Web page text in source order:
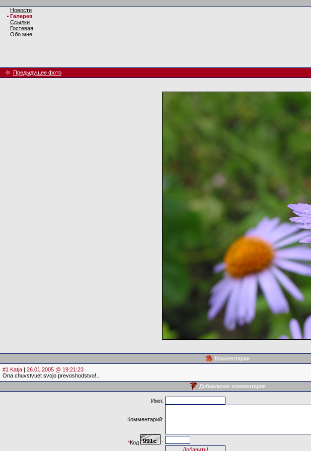
Новости
Галерея
Ссылки
Гостевая
Обо мне
Предыдущее фото
Комментарии
#1 Katja | 26.01.2005 @ 19:21:23
Ona chuvstvuet svojo prevoshodstvo!..
Добавление комментария
Имя:
Комментарий:
*Код :